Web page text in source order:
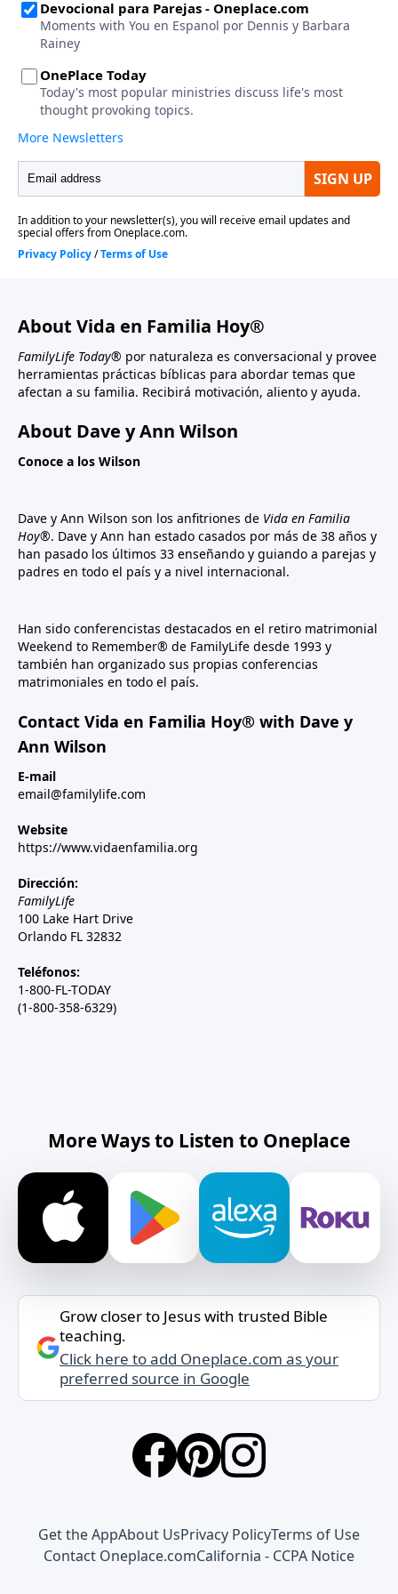
About Vida en Familia Hoy®
FamilyLife Today® por naturaleza es conversacional y provee
herramientas prácticas bíblicas para abordar temas que
afectan a su familia. Recibirá motivación, aliento y ayuda.
About Dave y Ann Wilson
Conoce a los Wilson
Dave y Ann Wilson son los anfitriones de Vida en Familia
Hoy®. Dave y Ann han estado casados por más de 38 años y
han pasado los últimos 33 enseñando y guiando a parejas y
padres en todo el país y a nivel internacional.
Han sido conferencistas destacados en el retiro matrimonial
Weekend to Remember® de FamilyLife desde 1993 y
también han organizado sus propias conferencias
matrimoniales en todo el país.
Contact Vida en Familia Hoy® with Dave y
Ann Wilson
E-mail
email@familylife.com
Website
https://www.vidaenfamilia.org
Dirección:
FamilyLife
100 Lake Hart Drive
Orlando FL 32832
Teléfonos:
1-800-FL-TODAY
(1-800-358-6329)
More Ways to Listen to Oneplace
Grow closer to Jesus with trusted Bible
teaching.
Click here to add Oneplace.com as your
preferred source in Google
Get the AppAbout UsPrivacy PolicyTerms of Use
Contact Oneplace.comCalifornia - CCPA Notice